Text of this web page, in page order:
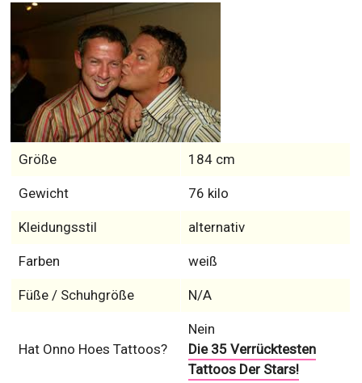
Größe 184 cm
Gewicht 76 kilo
Kleidungsstil alternativ
Farben weiß
Füße / Schuhgröße N/A
Hat Onno Hoes Tattoos?
Nein
Die 35 Verrücktesten
Tattoos Der Stars!